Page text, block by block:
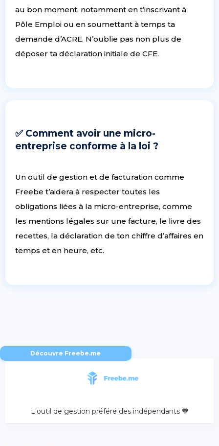
au bon moment, notamment en t’inscrivant à
Pôle Emploi ou en soumettant à temps ta
demande d’ACRE. N’oublie pas non plus de
déposer ta déclaration initiale de CFE.
✅ Comment avoir une micro-
entreprise conforme à la loi ?
Un outil de gestion et de facturation comme
Freebe t’aidera à respecter toutes les
obligations liées à la micro-entreprise, comme
les mentions légales sur une facture, le livre des
recettes, la déclaration de ton chiffre d’affaires en
temps et en heure, etc.
Découvre Freebe.me
L'outil de gestion préféré des indépendants 💙